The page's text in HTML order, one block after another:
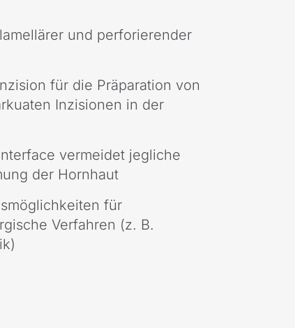
und perforierender
für die Präparation von
Inzisionen in der
vermeidet jegliche
der Hornhaut
für
Verfahren (z. B.